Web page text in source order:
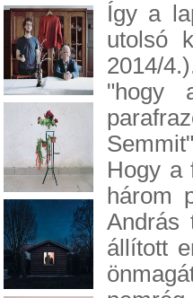
Így a
utolsó
2014/
"hogy
Hogy a
három
András
állított